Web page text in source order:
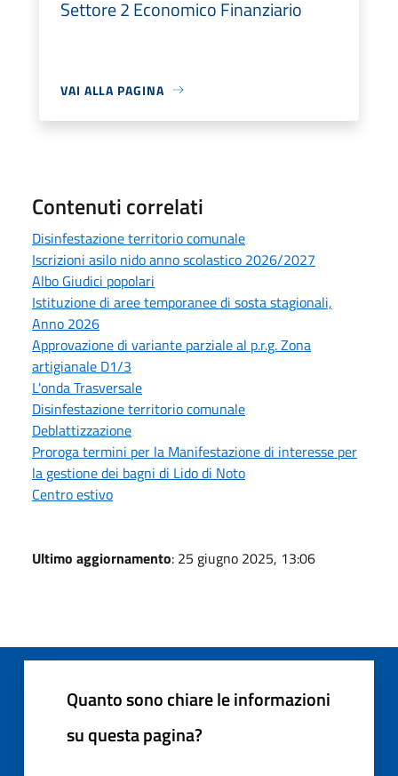
Settore 2 Economico Finanziario
VAI ALLA PAGINA
Contenuti correlati
Disinfestazione territorio comunale
Iscrizioni asilo nido anno scolastico 2026/2027
Albo Giudici popolari
Istituzione di aree temporanee di sosta stagionali,
Anno 2026
Approvazione di variante parziale al p.r.g. Zona
artigianale D1/3
L'onda Trasversale
Disinfestazione territorio comunale
Deblattizzazione
Proroga termini per la Manifestazione di interesse per
la gestione dei bagni di Lido di Noto
Centro estivo
Ultimo aggiornamento: 25 giugno 2025, 13:06
Quanto sono chiare le informazioni
su questa pagina?